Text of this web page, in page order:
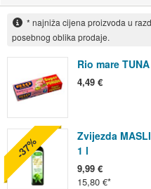
* najniža cijena proizvoda u
posebnog oblika prodaje.
Rio mare
4,49 €
Zvijezda
1 l
9,99 €
15,80 €
-37%